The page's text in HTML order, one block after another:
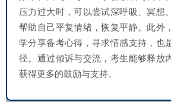
压力过大时，可以尝试深呼吸、冥想
帮助自己平复情绪，恢复平静。此外
学分享备考心得，寻求情感支持，也
径。通过倾诉与交流，考生能够释放
获得更多的鼓励与支持。